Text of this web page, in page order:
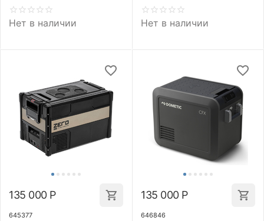
Нет в наличии Нет в наличии
135 000 Р
645377
135 000 Р
646846